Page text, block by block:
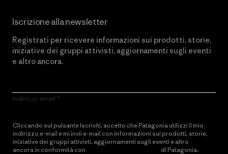
Iscrizione alla newsletter
Registrati per ricevere informazioni sui prodotti, storie,
iniziative dei gruppi attivisti, aggiornamenti sugli eventi
e altro ancora.
Indirizzo email
Cliccando sul pulsante Iscriviti, accetto che Patagonia utilizzi il mio
indirizzo e-mail e mi invii e-mail con informazioni sui prodotti, storie,
iniziative dei gruppi attivisti, aggiornamenti sugli eventi e altro
ancora in conformità con
di Patagonia.